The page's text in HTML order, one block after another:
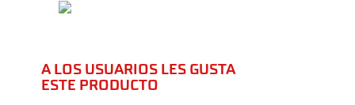
A LOS USUARIOS LES GUSTA
ESTE PRODUCTO